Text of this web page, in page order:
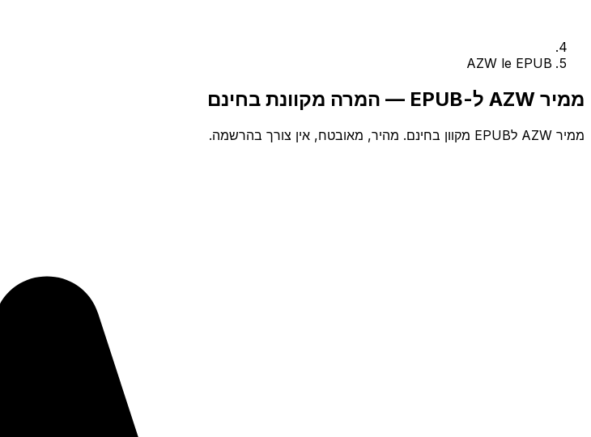
AZW le EPUB
ממיר AZW ל-EPUB — המרה מקוונת בחינם
ממיר AZW לEPUB מקוון בחינם. מהיר, מאובטח, אין צורך בהרשמה.